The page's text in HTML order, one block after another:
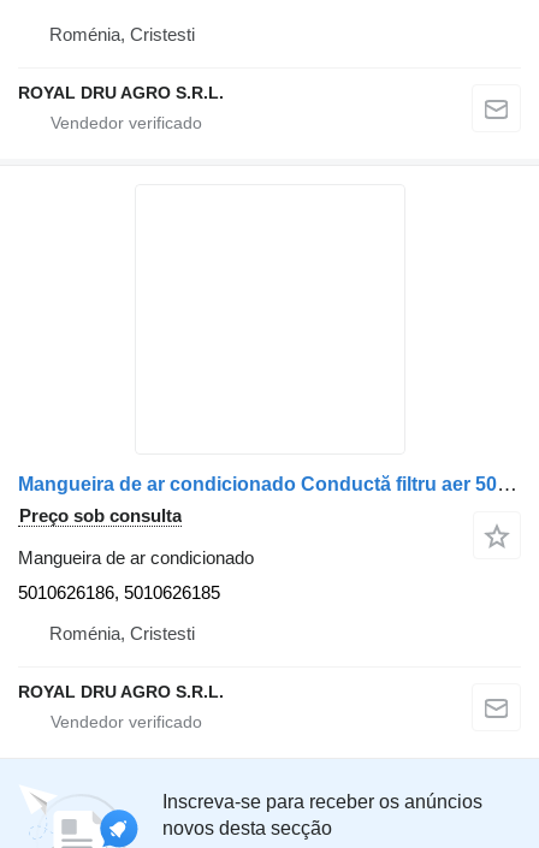
Roménia, Cristesti
ROYAL DRU AGRO S.R.L.
Mangueira de ar condicionado Conductă filtru aer 5010626186 para camião Renault –
Preço sob consulta
Mangueira de ar condicionado
5010626186, 5010626185
Roménia, Cristesti
ROYAL DRU AGRO S.R.L.
Inscreva-se para receber os anúncios
novos desta secção